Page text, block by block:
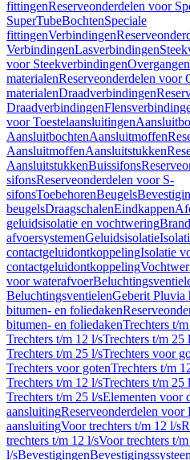
fittingenReserveonderdelen voor
SuperTubeBochtenSpeciale
fittingenVerbindingen
VerbindingenLasverbindingen
voor Steekverbindingen
materialenReserveonderdelen voor
materialenDraadverbindingen
Draadverbindingen
voor Toestelaansluitingen
AansluitbochtenAansluitmoffen
AansluitmoffenAansluitstukken
AansluitstukkenBuissifons
sifonsReserveonderdelen voor S-
sifonsToebehorenBeugels
beugelsDraagschalenEindkappen
geluidsisolatie en vochtwering
afvoersystemenGeluidsisolatie
contactgeluidontkoppelingIsolatie
contactgeluidontkoppeling
voor waterafvoer
BeluchtingsventielenGeberit Pluvia
bitumen- en foliedaken
bitumen- en foliedakenTrechters t/
Trechters t/m 12 l/sTrechters t/m 25
Trechters t/m 25 l/sTrechters voor
Trechters voor gotenTrechters t/m
Trechters t/m 12 l/sTrechters t/m 25
Trechters t/m 25 l/sElementen voor
aansluitingReserveonderdelen voor
aansluitingVoor trechters t/m 12 l/s
trechters t/m 12 l/sVoor trechters t/
l/sBevestigingen